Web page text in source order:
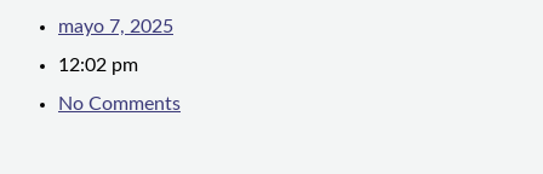
mayo 7, 2025
12:02 pm
No Comments